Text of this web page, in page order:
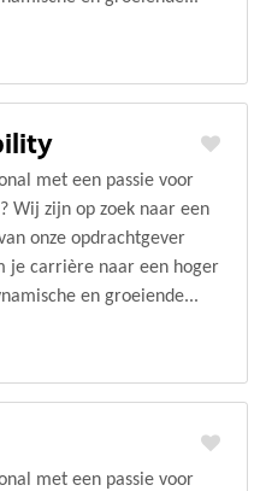
met een passie voor
Wij zijn op zoek naar een
onze opdrachtgever
je carrière naar een hoger
en groeiende...
met een passie voor